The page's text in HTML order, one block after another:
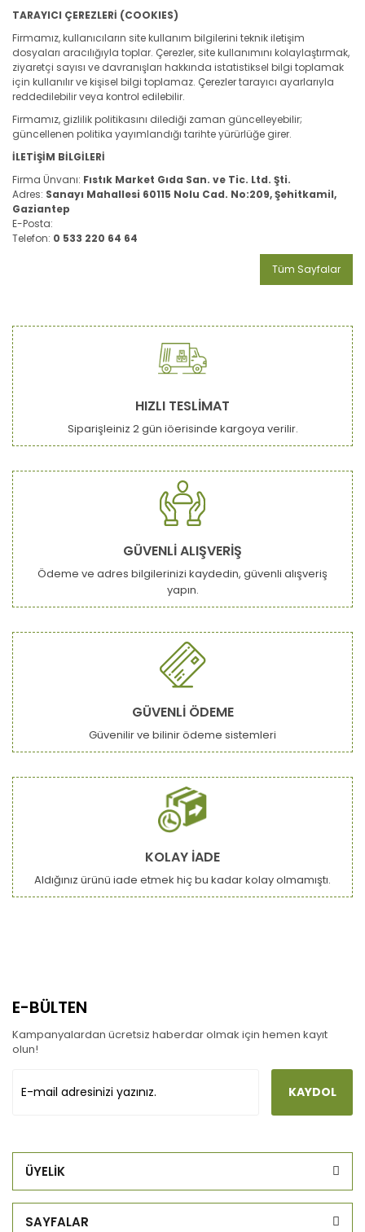
TARAYICI ÇEREZLERİ (COOKIES)
Firmamız, kullanıcıların site kullanım bilgilerini teknik iletişim
dosyaları aracılığıyla toplar. Çerezler, site kullanımını kolaylaştırmak,
ziyaretçi sayısı ve davranışları hakkında istatistiksel bilgi toplamak
için kullanılır ve kişisel bilgi toplamaz. Çerezler tarayıcı ayarlarıyla
reddedilebilir veya kontrol edilebilir.
Firmamız, gizlilik politikasını dilediği zaman güncelleyebilir;
güncellenen politika yayımlandığı tarihte yürürlüğe girer.
İLETİŞİM BİLGİLERİ
Firma Ünvanı: Fıstık Market Gıda San. ve Tic. Ltd. Şti.
Adres: Sanayı Mahallesi 60115 Nolu Cad. No:209, Şehitkamil,
Gaziantep
E-Posta:
Telefon: 0 533 220 64 64
Tüm Sayfalar
HIZLI TESLİMAT
Siparişleiniz 2 gün iöerisinde kargoya verilir.
GÜVENLİ ALIŞVERİŞ
Ödeme ve adres bilgilerinizi kaydedin, güvenli alışveriş
yapın.
GÜVENLİ ÖDEME
Güvenilir ve bilinir ödeme sistemleri
KOLAY İADE
Aldığınız ürünü iade etmek hiç bu kadar kolay olmamıştı.
E-BÜLTEN
Kampanyalardan ücretsiz haberdar olmak için hemen kayıt
olun!
KAYDOL
ÜYELİK
SAYFALAR